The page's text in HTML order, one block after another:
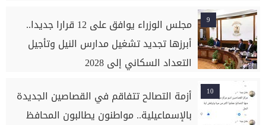
9
مجلس الوزراء يوافق على 12 قرارا جديدا..
أبرزها تجديد تشغيل مدارس النيل وتأجيل
التعداد السكاني إلى 2028
10
أزمة التصالح تتفاقم في القصاصين الجديدة
بالإسماعيلية.. مواطنون يطالبون المحافظ